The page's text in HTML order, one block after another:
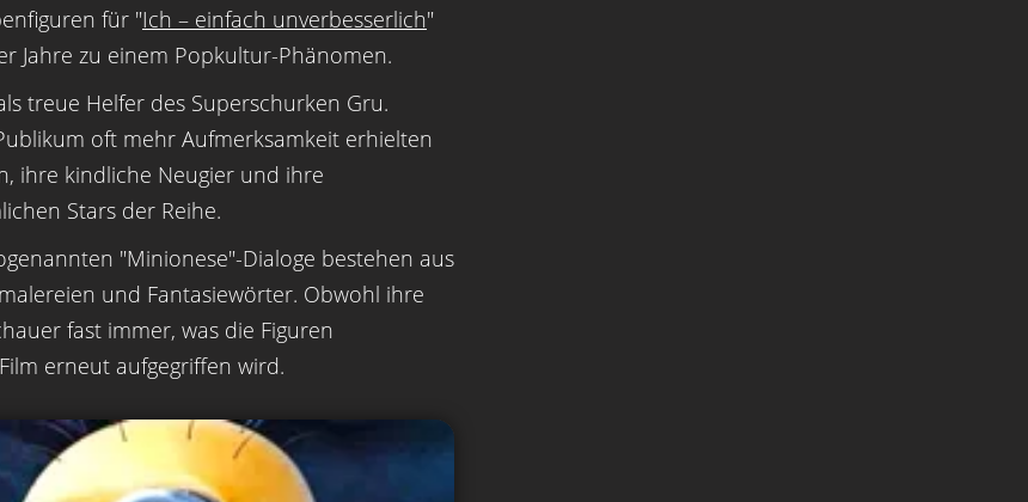
für "Ich – einfach unverbesserlich"
Jahre zu einem Popkultur-Phänomen.
treue Helfer des Superschurken Gru.
oft mehr Aufmerksamkeit erhielten
ihre kindliche Neugier und ihre
Stars der Reihe.
"Minionese"-Dialoge bestehen aus
und Fantasiewörter. Obwohl ihre
fast immer, was die Figuren
erneut aufgegriffen wird.